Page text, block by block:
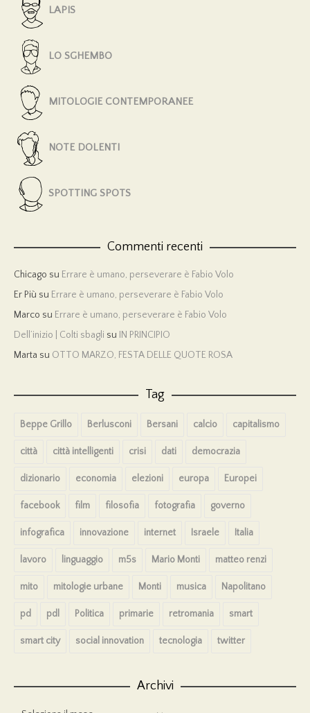
LAPIS
LO SGHEMBO
MITOLOGIE CONTEMPORANEE
NOTE DOLENTI
SPOTTING SPOTS
Commenti recenti
Chicago su Errare è umano, perseverare è Fabio Volo
Er Più su Errare è umano, perseverare è Fabio Volo
Marco su Errare è umano, perseverare è Fabio Volo
Dell’inizio | Colti sbagli su IN PRINCIPIO
Marta su OTTO MARZO, FESTA DELLE QUOTE ROSA
Tag
Beppe Grillo Berlusconi Bersani calcio capitalismo
città città intelligenti crisi dati democrazia
dizionario economia elezioni europa Europei
facebook film filosofia fotografia governo
infografica innovazione internet Israele Italia
lavoro linguaggio m5s Mario Monti matteo renzi
mito mitologie urbane Monti musica Napolitano
pd pdl Politica primarie retromania smart
smart city social innovation tecnologia twitter
Archivi
Archivi